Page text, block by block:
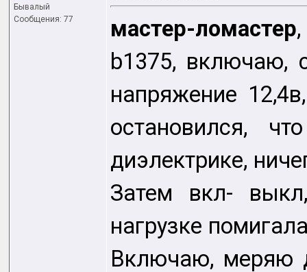
Бывалый
Сообщения: 77
мастер-ломастер
b1375, включаю,
напряжение
остановился,
диэлектрике,
Затем вкл-
нагрузке
Включаю, меряю